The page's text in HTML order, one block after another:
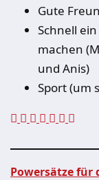
Gute
Schnell
machen
und Anis)
Sport (um
Powersätze für